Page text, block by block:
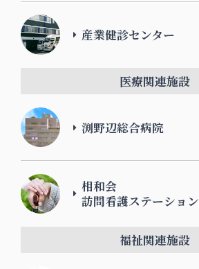
産業健診センター
医療関連施設
渕野辺総合病院
相和会
訪問看護ステーション
福祉関連施設